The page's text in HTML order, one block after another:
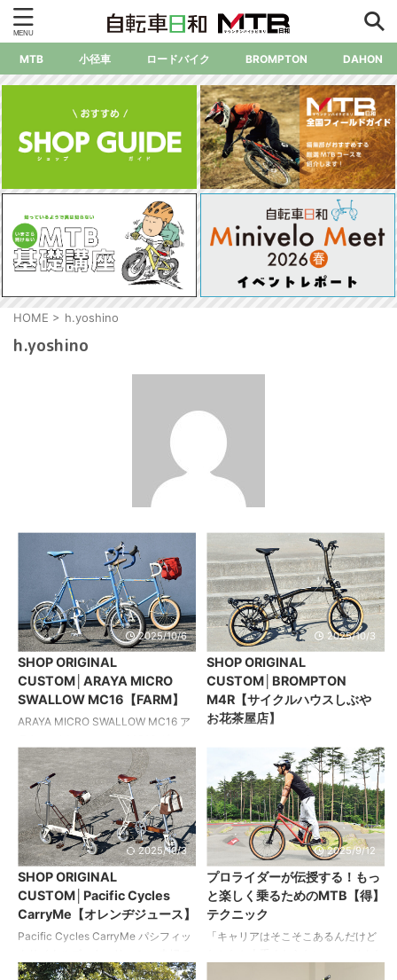
MTB 小径車 ロードバイク BROMPTON DAHON
HOME > h.yoshino
h.yoshino
2025/10/6
SHOP ORIGINAL
CUSTOM│ARAYA MICRO
SWALLOW MC16【FARM】
ARAYA MICRO SWALLOW MC16 ア
テージスタイルを気軽に楽しむスペ
ック 40年に渡りオリジナルのマイク
ロハリーを所有し続けているファー
ムの店主。 実走行できるようにレス
トアを検討していたが、マイクロス
ワローを入手したことで「マイクロ
ハリーはオリジナルに近い状態で保
存、マイクロスワローを走りを満喫
できるようにカスタム」と思考を転
換。 あえてビンテージパーツ等の投
入を避け、コクピットまわりやトラ
ロを超えるようなサイクリン ...
2025/10/3
SHOP ORIGINAL
CUSTOM│BROMPTON
M4R【サイクルハウスしぶや
お花茶屋店】
M4R ベース車の拡張性を最大限に活
かしたカスタム カスタムに意欲的な
オーナーの要望に応えるべく、実用
性と機能性の向上から軽量化に至る
まで、拡張性に長けたベース車に対
してあらゆる側面からアプローチを
おこなった。 注目ポイントはオリジ
ナルインポートアイテムでもあるハ
ブスミスのホイールをセットした足
まわり。滑らかな回転性能と軽量化
を両立させつつ、外装4 速化へのカ
2025/10/3
SHOP ORIGINAL
CUSTOM│Pacific Cycles
CarryMe【オレンヂジュース】
Pacific Cycles CarryMe パシフィッ
楽しむパーツ＆カラーのコーディネ
2025/9/12
プロライダーが伝授する！もっ
と楽しく乗るためのMTB【得】
テクニック
「キャリアはそこそこあるんだけど
マウンテンバイカーに贈るテクニッ